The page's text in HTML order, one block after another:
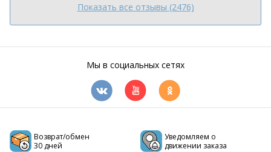
Показать все отзывы (2476)
Мы в социальных сетях
Возврат/обмен
30 дней
Уведомляем о
движении заказа